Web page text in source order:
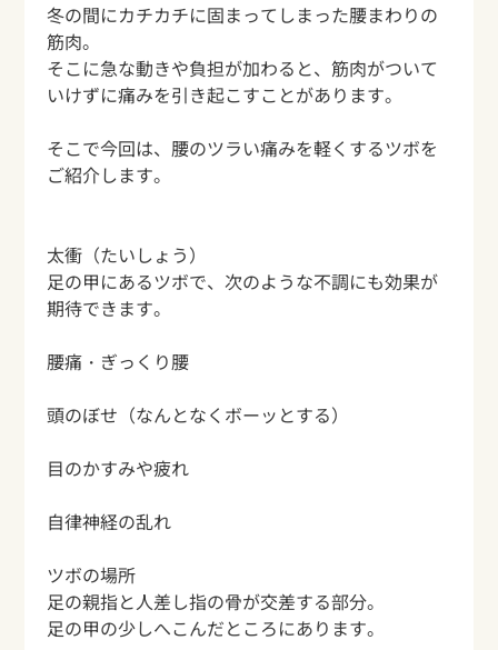
冬の間にカチカチに固まってしまった腰まわりの
筋肉。
そこに急な動きや負担が加わると、筋肉がついて
いけずに痛みを引き起こすことがあります。
そこで今回は、腰のツラい痛みを軽くするツボを
ご紹介します。
太衝（たいしょう）
足の甲にあるツボで、次のような不調にも効果が
期待できます。
腰痛・ぎっくり腰
頭のぼせ（なんとなくボーッとする）
目のかすみや疲れ
自律神経の乱れ
ツボの場所
足の親指と人差し指の骨が交差する部分。
足の甲の少しへこんだところにあります。